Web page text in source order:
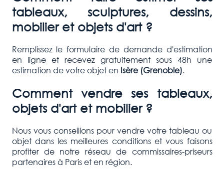
tableaux, sculptures, dessins,
mobilier et objets d'art ?
Remplissez le formulaire de demande d'estimation
en ligne et recevez gratuitement sous 48h une
estimation de votre objet en Isère (Grenoble).
Comment vendre ses tableaux,
objets d'art et mobilier ?
Nous vous conseillons pour vendre votre tableau ou
objet dans les meilleures conditions et vous faisons
profiter de notre réseau de commissaires-priseurs
partenaires à Paris et en région.